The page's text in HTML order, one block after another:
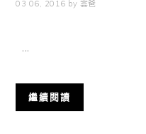
03 06, 2016 by 雲爸
繼續閱讀